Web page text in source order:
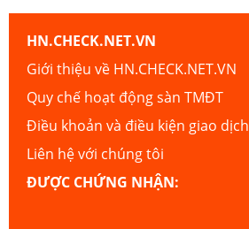
HN.CHECK.NET.VN
Giới thiệu về HN.CHECK.NET.VN
Quy chế hoạt động sàn TMĐT
Điều khoản và điều kiện giao dịch
Liên hệ với chúng tôi
ĐƯỢC CHỨNG NHẬN: